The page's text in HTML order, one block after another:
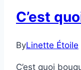
?
C’est
ByLinette Étoile
C’est quoi